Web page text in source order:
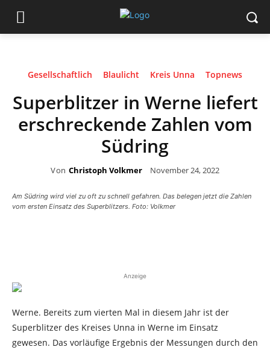
Gesellschaftlich Blaulicht Kreis Unna Topnews
Superblitzer in Werne liefert
erschreckende Zahlen vom
Südring
Von Christoph Volkmer November 24, 2022
Am Südring wird viel zu oft zu schnell gefahren. Das belegen jetzt die Zahlen
vom ersten Einsatz des Superblitzers. Foto: Volkmer
Anzeige
Werne. Bereits zum vierten Mal in diesem Jahr ist der
Superblitzer des Kreises Unna in Werne im Einsatz
gewesen. Das vorläufige Ergebnis der Messungen durch den